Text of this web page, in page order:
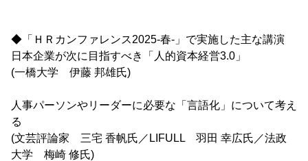
◆「ＨＲカンファレンス2025-春-」で実施した主な講演
日本企業が次に目指すべき「人的資本経営3.0」
(一橋大学 伊藤 邦雄氏)
人事パーソンやリーダーに必要な「言語化」について考え
る
(文芸評論家 三宅 香帆氏／LIFULL 羽田 幸広氏／法政
大学 梅崎 修氏)